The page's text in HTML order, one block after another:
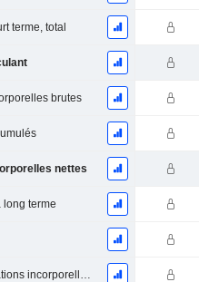
terme, total
brutes
nettes
long terme
Autres immobilisations incorporelles, total